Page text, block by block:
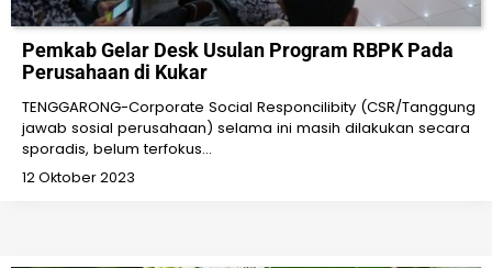
Pemkab Gelar Desk Usulan Program RBPK Pada
Perusahaan di Kukar
TENGGARONG-Corporate Social Responcilibity (CSR/Tanggung
jawab sosial perusahaan) selama ini masih dilakukan secara
sporadis, belum terfokus…
12 Oktober 2023